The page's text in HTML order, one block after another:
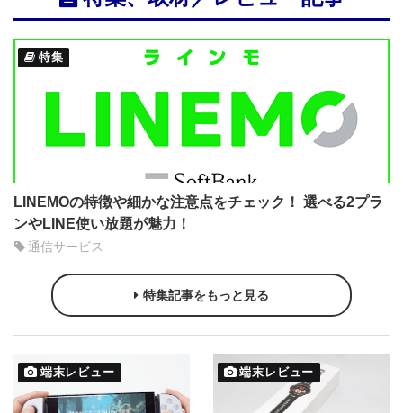
特集
LINEMOの特徴や細かな注意点をチェック！ 選べる2プラ
ンやLINE使い放題が魅力！
通信サービス
特集記事をもっと見る
端末レビュー 端末レビュー